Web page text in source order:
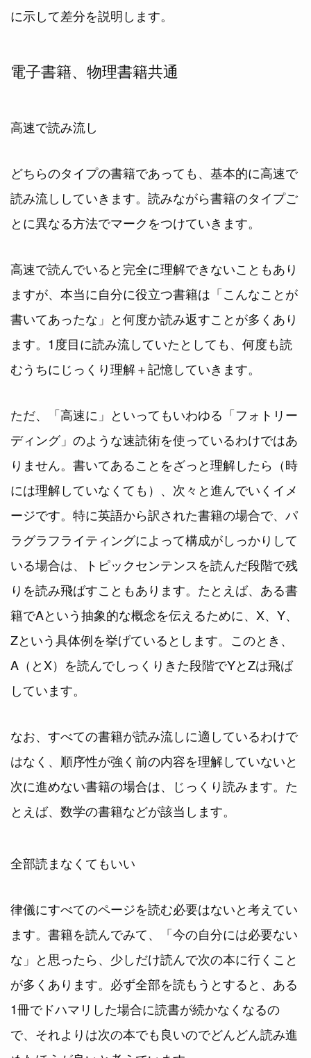
に示して差分を説明します。
電子書籍、物理書籍共通
高速で読み流し
どちらのタイプの書籍であっても、基本的に高速で
読み流ししていきます。読みながら書籍のタイプご
とに異なる方法でマークをつけていきます。
高速で読んでいると完全に理解できないこともあり
ますが、本当に自分に役立つ書籍は「こんなことが
書いてあったな」と何度か読み返すことが多くあり
ます。1度目に読み流していたとしても、何度も読
むうちにじっくり理解＋記憶していきます。
ただ、「高速に」といってもいわゆる「フォトリー
ディング」のような速読術を使っているわけではあ
りません。書いてあることをざっと理解したら（時
には理解していなくても）、次々と進んでいくイメ
ージです。特に英語から訳された書籍の場合で、パ
ラグラフライティングによって構成がしっかりして
いる場合は、トピックセンテンスを読んだ段階で残
りを読み飛ばすこともあります。たとえば、ある書
籍でAという抽象的な概念を伝えるために、X、Y、
Zという具体例を挙げているとします。このとき、
A（とX）を読んでしっくりきた段階でYとZは飛ば
しています。
なお、すべての書籍が読み流しに適しているわけで
はなく、順序性が強く前の内容を理解していないと
次に進めない書籍の場合は、じっくり読みます。た
とえば、数学の書籍などが該当します。
全部読まなくてもいい
律儀にすべてのページを読む必要はないと考えてい
ます。書籍を読んでみて、「今の自分には必要ない
な」と思ったら、少しだけ読んで次の本に行くこと
が多くあります。必ず全部を読もうとすると、ある
1冊でドハマリした場合に読書が続かなくなるの
で、それよりは次の本でも良いのでどんどん読み進